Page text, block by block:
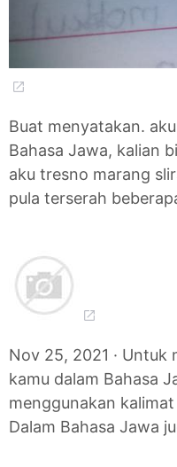
Buat menyatakan.
Bahasa Jawa, kalian
aku tresno marang
pula terserah
Nov 25, 2021 · Untuk
kamu dalam Bahasa
menggunakan
Dalam Bahasa Jawa